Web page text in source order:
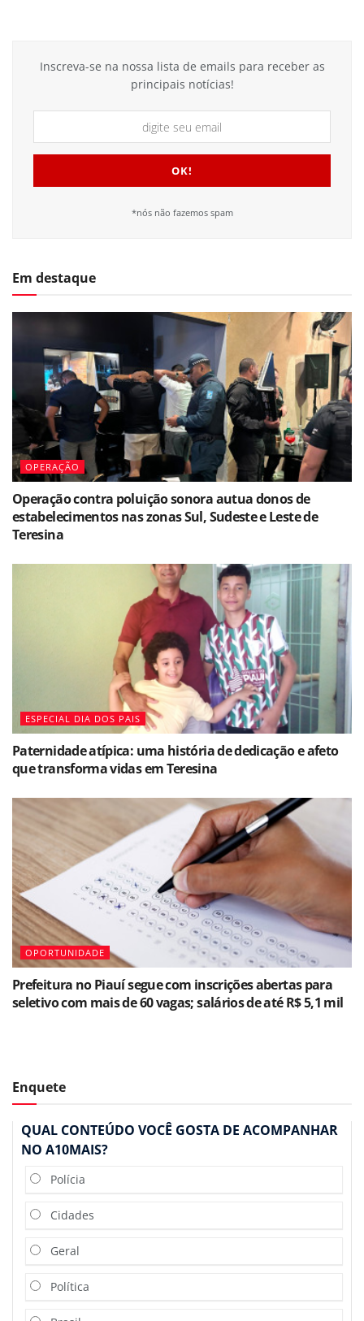
Inscreva-se na nossa lista de emails para receber as
principais notícias!
*nós não fazemos spam
Em destaque
OPERAÇÃO
Operação contra poluição sonora autua donos de
estabelecimentos nas zonas Sul, Sudeste e Leste de
Teresina
ESPECIAL DIA DOS PAIS
Paternidade atípica: uma história de dedicação e afeto
que transforma vidas em Teresina
OPORTUNIDADE
Prefeitura no Piauí segue com inscrições abertas para
seletivo com mais de 60 vagas; salários de até R$ 5,1 mil
Enquete
QUAL CONTEÚDO VOCÊ GOSTA DE ACOMPANHAR
NO A10MAIS?
Polícia
Cidades
Geral
Política